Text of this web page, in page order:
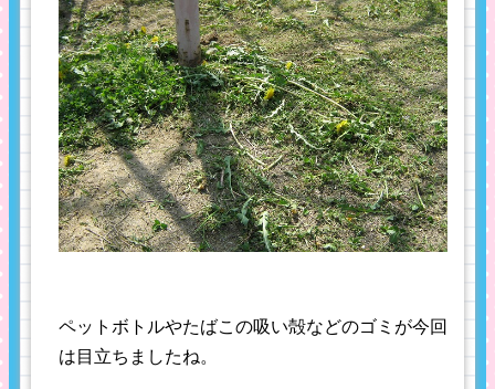
ペットボトルやたばこの吸い殻などのゴミが今回
は目立ちましたね。